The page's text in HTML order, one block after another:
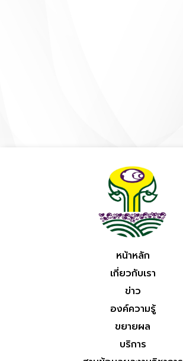
หน้าหลัก
เกี่ยวกับเรา
ข่าว
องค์ความรู้
ขยายผล
บริการ